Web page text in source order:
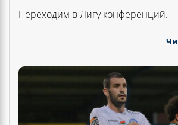
Переходим в Лигу конференций.